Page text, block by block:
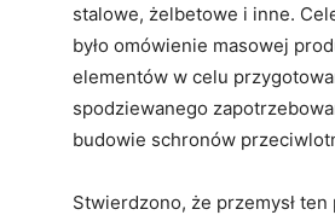
stalowe, żelbetowe i inne.
było omówienie masowej
elementów w celu
spodziewanego
budowie schronów
Stwierdzono, że przemysł ten